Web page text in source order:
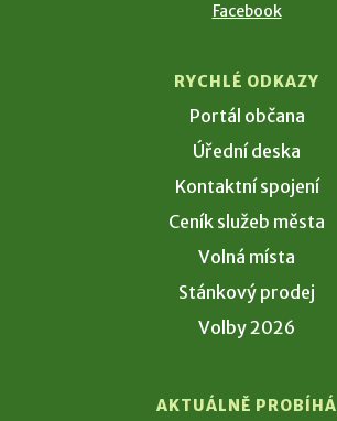
Facebook
RYCHLÉ ODKAZY
Portál občana
Úřední deska
Kontaktní spojení
Ceník služeb města
Volná místa
Stánkový prodej
Volby 2026
AKTUÁLNĚ PROBÍHÁ